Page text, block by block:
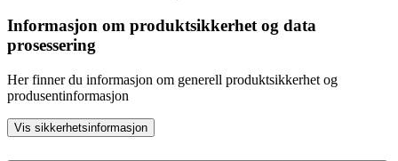
Informasjon om produktsikkerhet og data
prosessering
Her finner du informasjon om generell produktsikkerhet og
produsentinformasjon
Vis sikkerhetsinformasjon